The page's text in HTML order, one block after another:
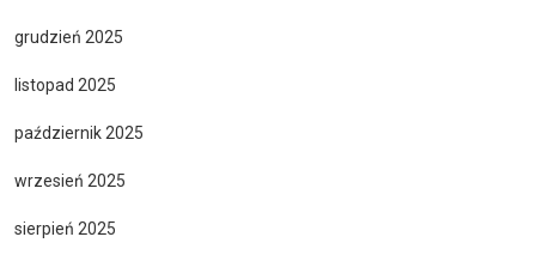
grudzień 2025
listopad 2025
październik 2025
wrzesień 2025
sierpień 2025